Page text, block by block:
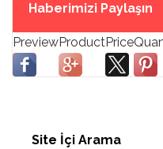
Haberimizi Paylaşın
Site İçi Arama